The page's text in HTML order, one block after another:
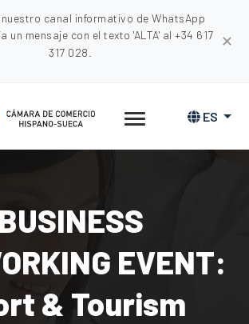
canal informativo de WhatsApp
un mensaje con el texto 'ALTA' al +34 617
317 028.
✕
ES
BUSINESS
EVENT:
& Tourism